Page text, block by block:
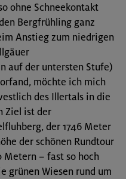
ohne Schneekontakt
Bergfrühling ganz
Anstieg zum niedrigen
auf der untersten Stufe)
möchte ich mich
des Illertals in die
Ziel ist der
der 1746 Meter
der schönen Rundtour
Metern – fast so hoch
grünen Wiesen rund um